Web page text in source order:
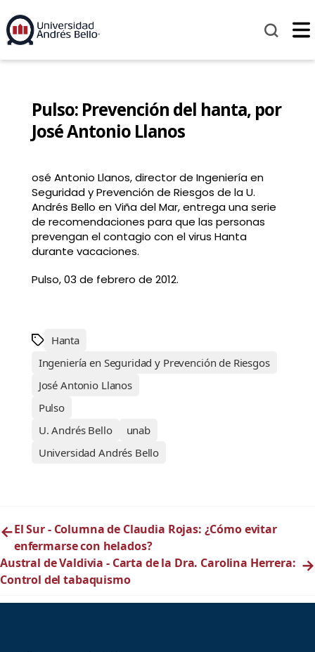
Pulso: Prevención del hanta, por
José Antonio Llanos
osé Antonio Llanos, director de Ingeniería en
Seguridad y Prevención de Riesgos de la U.
Andrés Bello en Viña del Mar, entrega una serie
de recomendaciones para que las personas
prevengan el contagio con el virus Hanta
durante vacaciones.
Pulso, 03 de febrero de 2012.
Hanta
Ingeniería en Seguridad y Prevención de Riesgos
José Antonio Llanos
Pulso
U. Andrés Bello
unab
Universidad Andrés Bello
←El Sur - Columna de Claudia Rojas: ¿Cómo evitar
enfermarse con helados?
Austral de Valdivia - Carta de la Dra. Carolina Herrera:
Control del tabaquismo
→